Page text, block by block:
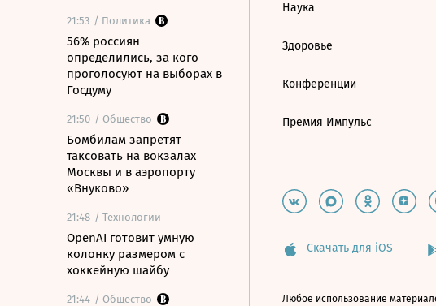
21:53 / Политика
56% россиян
определились, за кого
проголосуют на выборах в
Госдуму
21:50 / Общество
Бомбилам запретят
таксовать на вокзалах
Москвы и в аэропорту
«Внуково»
21:48 / Технологии
OpenAI готовит умную
колонку размером с
хоккейную шайбу
21:44 / Общество
Наука
Здоровье
Конференции
Премия Импульс
Скачать для iOS
Любое использование